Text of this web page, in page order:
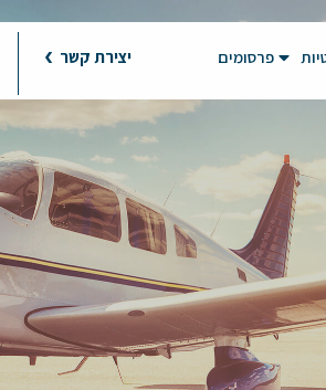
פרסומים יצירת קשר